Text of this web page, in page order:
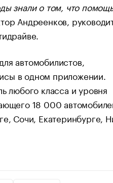
знали о том, что помощь
Андреенков,
автомобилистов,
в одном приложении.
любого класса и уровня
18 000
Сочи, Екатеринбурге,